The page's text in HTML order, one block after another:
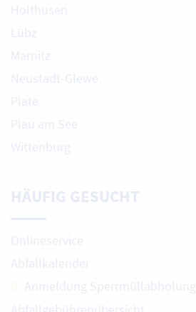
Holthusen
Lübz
Marnitz
Neustadt-Glewe
Plate
Plau am See
Wittenburg
HÄUFIG GESUCHT
Onlineservice
Abfallkalender
Anmeldung Sperrmüllabholung